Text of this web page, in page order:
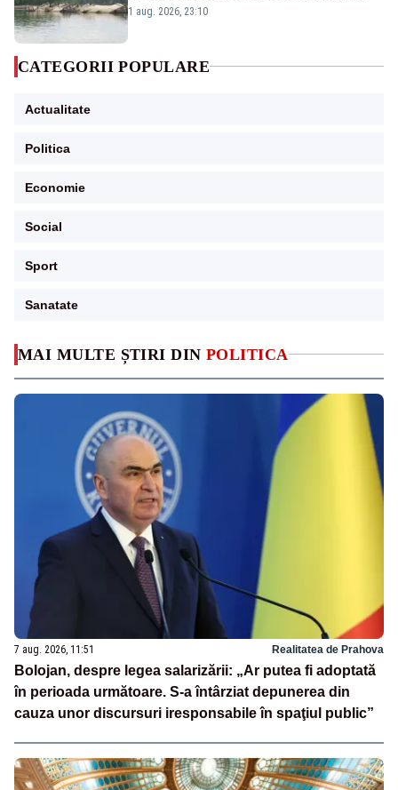
MAI MULTE ȘTIRI DIN POLITICA
7 aug. 2026, 11:51 Realitatea de Prahova
Bolojan, despre legea salarizării: „Ar putea fi adoptată
în perioada următoare. S-a întârziat depunerea din
cauza unor discursuri iresponsabile în spaţiul public”
război mondial
1 aug. 2026, 23:10
CATEGORII POPULARE
Actualitate
Politica
Economie
Social
Sport
Sanatate